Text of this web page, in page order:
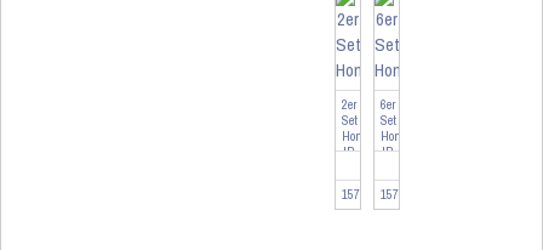
2er
Set
Homematic
IP
...
157681-2
6er
Set
Homematic
IP
...
157681-6